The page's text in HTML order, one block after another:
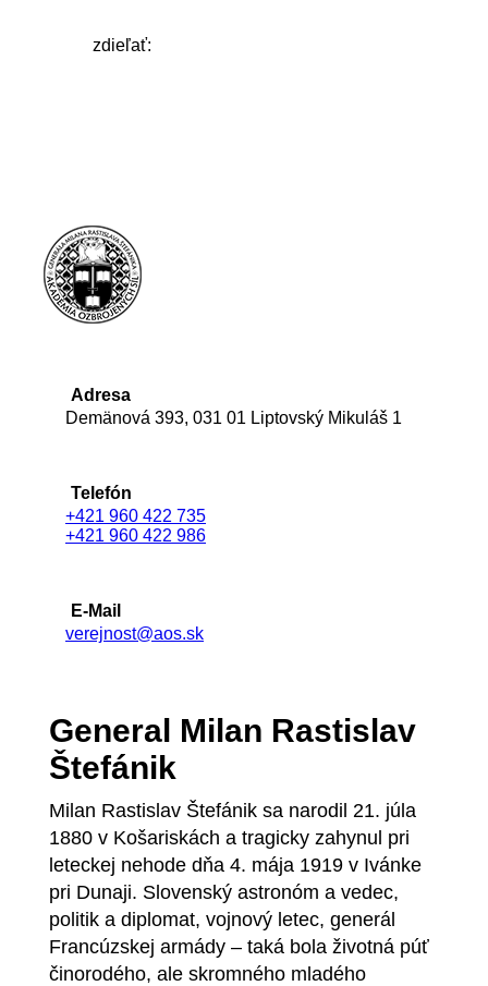
zdieľať:
Adresa
Demänová 393, 031 01 Liptovský Mikuláš 1
Telefón
+421 960 422 735
+421 960 422 986
E-Mail
verejnost@aos.sk
General Milan Rastislav
Štefánik
Milan Rastislav Štefánik sa narodil 21. júla
1880 v Košariskách a tragicky zahynul pri
leteckej nehode dňa 4. mája 1919 v Ivánke
pri Dunaji. Slovenský astronóm a vedec,
politik a diplomat, vojnový letec, generál
Francúzskej armády – taká bola životná púť
činorodého, ale skromného mladého